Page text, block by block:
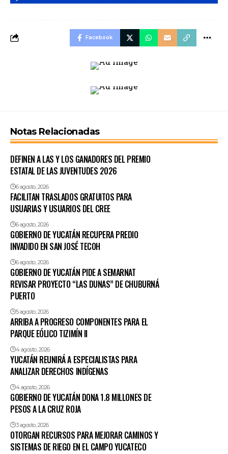
Facebook
Notas Relacionadas
DEFINEN A LAS Y LOS GANADORES DEL PREMIO
ESTATAL DE LAS JUVENTUDES 2026
6 agosto, 2026
FACILITAN TRASLADOS GRATUITOS PARA
USUARIAS Y USUARIOS DEL CREE
6 agosto, 2026
GOBIERNO DE YUCATÁN RECUPERA PREDIO
INVADIDO EN SAN JOSÉ TECOH
6 agosto, 2026
GOBIERNO DE YUCATÁN PIDE A SEMARNAT
REVISAR PROYECTO “LAS DUNAS” DE CHUBURNÁ
PUERTO
5 agosto, 2026
ARRIBA A PROGRESO COMPONENTES PARA EL
PARQUE EÓLICO TIZIMÍN II
4 agosto, 2026
YUCATÁN REUNIRÁ A ESPECIALISTAS PARA
ANALIZAR DERECHOS INDÍGENAS
4 agosto, 2026
GOBIERNO DE YUCATÁN DONA 1.8 MILLONES DE
PESOS A LA CRUZ ROJA
3 agosto, 2026
OTORGAN RECURSOS PARA MEJORAR CAMINOS Y
SISTEMAS DE RIEGO EN EL CAMPO YUCATECO